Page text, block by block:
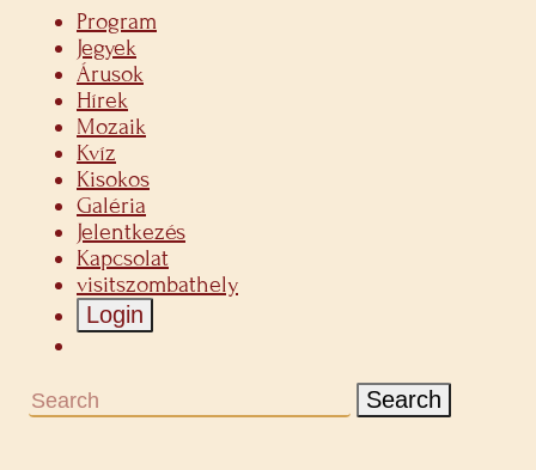
Program
Jegyek
Árusok
Hírek
Mozaik
Kvíz
Kisokos
Galéria
Jelentkezés
Kapcsolat
visitszombathely
Login
Search